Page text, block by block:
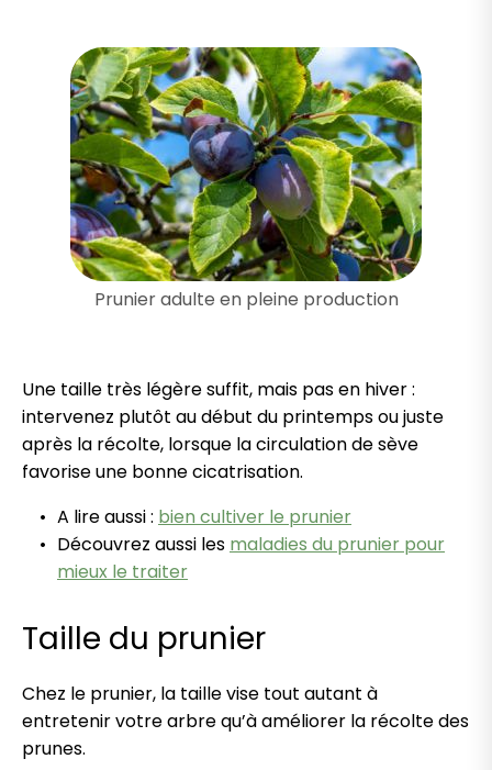
Prunier adulte en pleine production
Une taille très légère suffit, mais pas en hiver :
intervenez plutôt au début du printemps ou juste
après la récolte, lorsque la circulation de sève
favorise une bonne cicatrisation.
A lire aussi : bien cultiver le prunier
Découvrez aussi les maladies du prunier pour
mieux le traiter
Taille du prunier
Chez le prunier, la taille vise tout autant à
entretenir votre arbre qu’à améliorer la récolte des
prunes.